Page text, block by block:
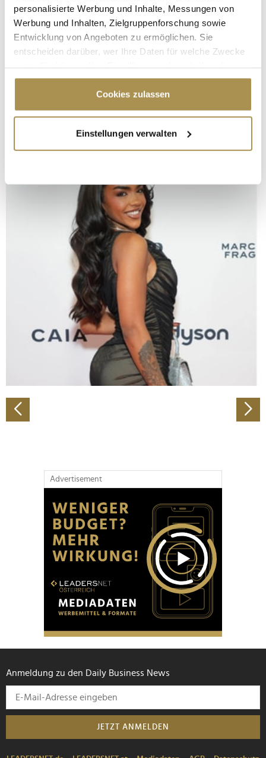
personalisierte Werbung und Inhalte, Messungen von
Werbung und Inhalten, Zielgruppenforschung sowie
Entwicklung von Angeboten zu ermöglichen. Sie
entscheiden darüber, wer Ihre Daten für welche Zwecke
Cookie-Erklärung oder durch Klicken auf das Privacy
Trigger Symbol ändern oder widerrufen
Informationen über Ihre geografische Lage
erfassen, welche bis auf einige Meter genau sein
bestimmten Merkmalen (Fingerprinting) identifizieren
Erfahren Sie mehr darüber, wie Ihre persönlichen Daten
verarbeitet werden, und legen Sie Ihre Präferenzen im
Abschnitt Einzelheitenfest.
Wir verwenden Cookies, um Inhalte und Anzeigen zu
personalisieren, Funktionen für soziale Medien anbieten
zu können und die Zugriffe auf unsere Website zu
analysieren. Außerdem geben wir Informationen zu Ihrer
Verwendung unserer Website an unsere Partner für
soziale Medien, Werbung und Analysen weiter. Unsere
Partner führen diese Informationen möglicherweise mit
weiteren Daten zusammen, die Sie ihnen bereitgestellt
haben oder die sie im Rahmen Ihrer Nutzung der Dienste
gesammelt haben.
Cookies zulassen
Einstellungen verwalten
Advertisement
Anmeldung zu den Daily Business News
JETZT ANMELDEN